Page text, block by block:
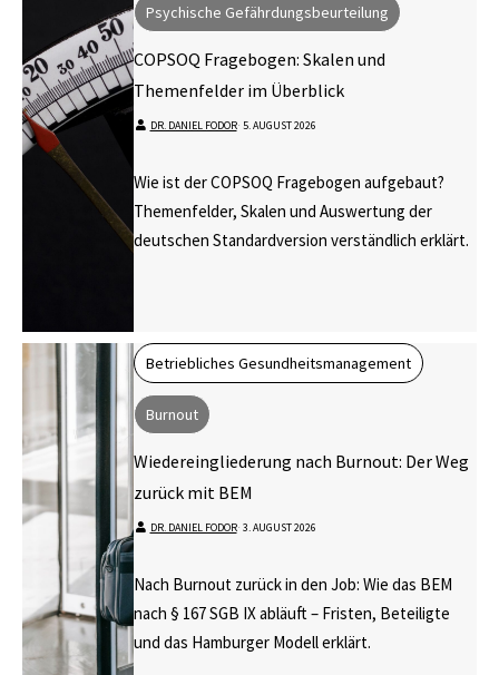
Psychische Gefährdungsbeurteilung
COPSOQ Fragebogen: Skalen und
Themenfelder im Überblick
DR. DANIEL FODOR⋅ 5. AUGUST 2026
Wie ist der COPSOQ Fragebogen aufgebaut?
Themenfelder, Skalen und Auswertung der
deutschen Standardversion verständlich erklärt.
Betriebliches Gesundheitsmanagement
Burnout
Wiedereingliederung nach Burnout: Der Weg
zurück mit BEM
DR. DANIEL FODOR⋅ 3. AUGUST 2026
Nach Burnout zurück in den Job: Wie das BEM
nach § 167 SGB IX abläuft – Fristen, Beteiligte
und das Hamburger Modell erklärt.